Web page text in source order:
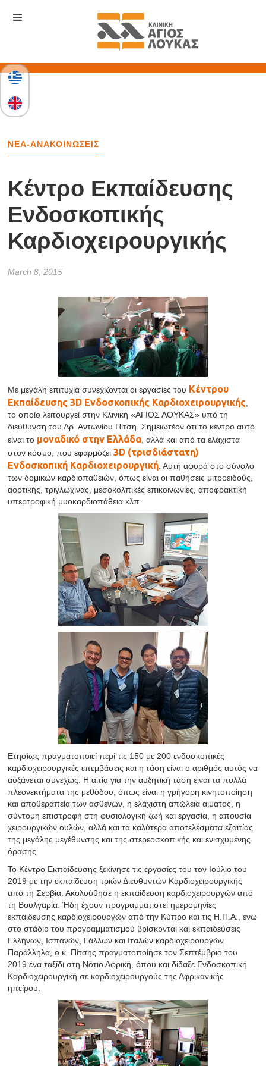
ΝΕΑ-ΑΝΑΚΟΙΝΩΣΕΙΣ
Κέντρο Εκπαίδευσης
Ενδοσκοπικής
Καρδιοχειρουργικής
March 8, 2015
Με μεγάλη επιτυχία συνεχίζονται οι εργασίες του Κέντρου
Εκπαίδευσης 3D Ενδοσκοπικής Καρδιοχειρουργικής,
το οποίο λειτουργεί στην Κλινική «ΑΓΙΟΣ ΛΟΥΚΑΣ» υπό τη
διεύθυνση του Δρ. Αντωνίου Πίτση. Σημειωτέον ότι το κέντρο αυτό
είναι το μοναδικό στην Ελλάδα, αλλά και από τα ελάχιστα
στον κόσμο, που εφαρμόζει 3D (τρισδιάστατη)
Ενδοσκοπική Καρδιοχειρουργική. Αυτή αφορά στο σύνολο
των δομικών καρδιοπαθειών, όπως είναι οι παθήσεις μιτροειδούς,
αορτικής, τριγλώχινας, μεσοκολπικές επικοινωνίες, αποφρακτική
υπερτροφική μυοκαρδιοπάθεια κλπ.
Ετησίως πραγματοποιεί περί τις 150 με 200 ενδοσκοπικές
καρδιοχειρουργικές επεμβάσεις και η τάση είναι ο αριθμός αυτός να
αυξάνεται συνεχώς. Η αιτία για την αυξητική τάση είναι τα πολλά
πλεονεκτήματα της μεθόδου, όπως είναι η γρήγορη κινητοποίηση
και αποθεραπεία των ασθενών, η ελάχιστη απώλεια αίματος, η
σύντομη επιστροφή στη φυσιολογική ζωή και εργασία, η απουσία
χειρουργικών ουλών, αλλά και τα καλύτερα αποτελέσματα εξαιτίας
της μεγάλης μεγέθυνσης και της στερεοσκοπικής και ενισχυμένης
όρασης.
Το Κέντρο Εκπαίδευσης ξεκίνησε τις εργασίες του τον Ιούλιο του
2019 με την εκπαίδευση τριών Διευθυντών Καρδιοχειρουργικής
από τη Σερβία. Ακολούθησε η εκπαίδευση καρδιοχειρουργών από
τη Βουλγαρία. Ήδη έχουν προγραμματιστεί ημερομηνίες
εκπαίδευσης καρδιοχειρουργών από την Κύπρο και τις Η.Π.Α., ενώ
στο στάδιο του προγραμματισμού βρίσκονται και εκπαιδεύσεις
Ελλήνων, Ισπανών, Γάλλων και Ιταλών καρδιοχειρουργών.
Παράλληλα, ο κ. Πίτσης πραγματοποίησε τον Σεπτέμβριο του
2019 ένα ταξίδι στη Νότιο Αφρική, όπου και δίδαξε Ενδοσκοπική
Καρδιοχειρουργική σε καρδιοχειρουργούς της Αφρικανικής
ηπείρου.